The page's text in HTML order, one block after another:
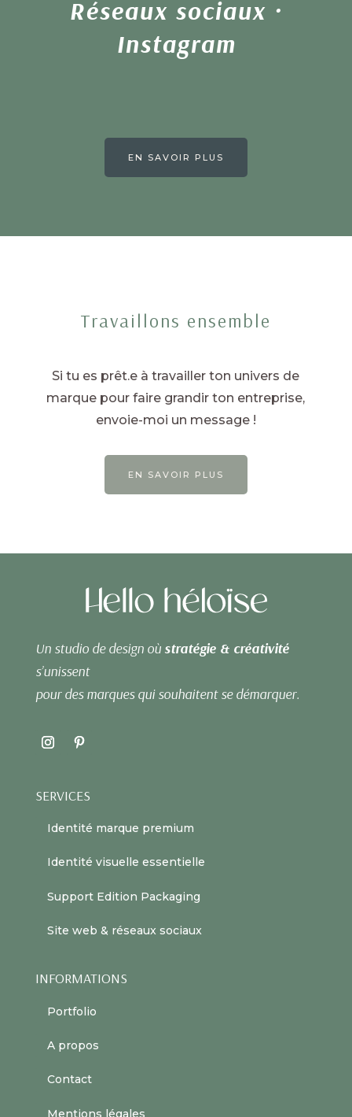
Réseaux sociaux ·
Instagram
EN SAVOIR PLUS
Travaillons ensemble
Si tu es prêt.e à travailler ton univers de
marque pour faire grandir ton entreprise,
envoie-moi un message !
EN SAVOIR PLUS
Un studio de design où stratégie & créativité
s’unissent
pour des marques qui souhaitent se démarquer.
SERVICES
Identité marque premium
Identité visuelle essentielle
Support Edition Packaging
Site web & réseaux sociaux
INFORMATIONS
Portfolio
A propos
Contact
Mentions légales